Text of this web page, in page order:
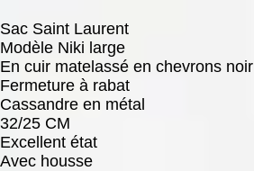
Sac Saint Laurent
Modèle Niki large
En cuir matelassé en chevrons noir
Fermeture à rabat
Cassandre en métal
32/25 CM
Excellent état
Avec housse